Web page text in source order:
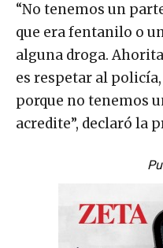
“No tenemos un
que era fentanilo o
alguna droga.
es respetar al
porque no tenemos
acredite”, declaró la